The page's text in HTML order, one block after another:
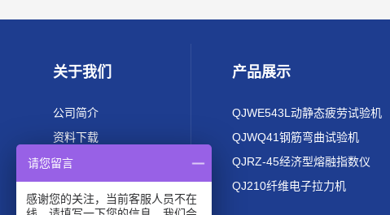
关于我们
公司简介
资料下载
产品展示
QJWE543L动静态疲劳试验机
QJWQ41钢筋弯曲试验机
QJRZ-45经济型熔融指数仪
QJ210纤维电子拉力机
请您留言
感谢您的关注，当前客服人员不在